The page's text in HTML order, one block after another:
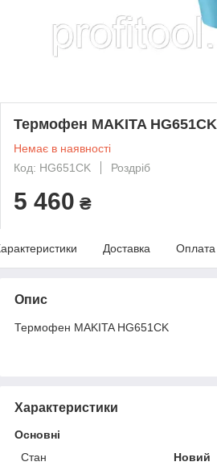
Термофен MAKITA HG651CK
Немає в наявності
Код: HG651CK
Роздріб
5 460 ₴
Доставка Оплата
Опис
Термофен MAKITA HG651CK
Характеристики
Основні
Стан
Новий